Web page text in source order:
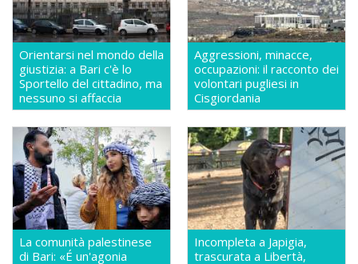
Orientarsi nel mondo della
giustizia: a Bari c'è lo
Sportello del cittadino, ma
nessuno si affaccia
Aggressioni, minacce,
occupazioni: il racconto dei
volontari pugliesi in
Cisgiordania
La comunità palestinese
di Bari: «É un'agonia
Incompleta a Japigia,
trascurata a Libertà,